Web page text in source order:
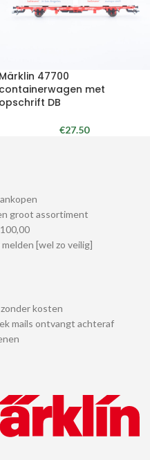
Märklin 47700
containerwagen met
opschrift DB
€27.50
groot assortiment
[wel zo veilig]
kosten
mails ontvangt achteraf